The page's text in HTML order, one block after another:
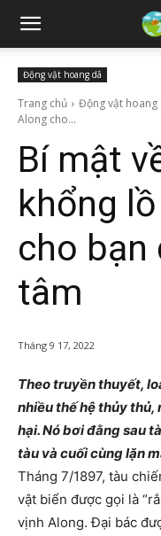
Động vật hoang dã
Trang chủ Động vật hoang
Along cho...
Bí mật
khổng
cho bạn
tâm
Tháng 9 17, 2022
Theo truyền thuyết,
nhiều thế hệ thủy
hại. Nó bơi đằng sau
tàu và cuối cùng lặn
Tháng 7/1897, tàu
vật biển được gọi là
vịnh Along. Đại bác